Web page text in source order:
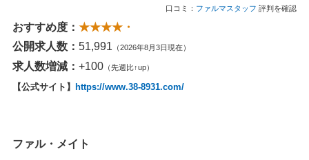
口コミ： ファルマスタッフ 評判を確認
おすすめ度： ★★★★・
公開求人数： 51,991 （2026年8月3日現在）
求人数増減： +100 （先週比↑up）
【公式サイト】 https://www.38-8931.com/
ファル・メイト